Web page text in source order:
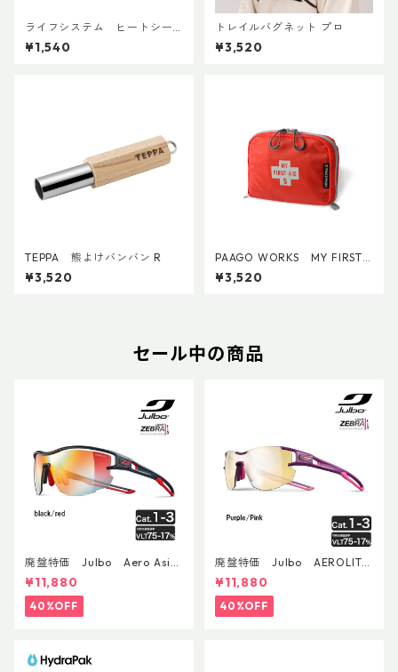
ライフシステム ヒートシー
ルドポンチョ
¥1,540
トレイルバグネット プロ
¥3,520
TEPPA 熊よけバンバン R
¥3,520
PAAGO WORKS MY FIRST
AID S
¥3,520
セール中の商品
廃盤特価 Julbo Aero Asia
nFit
¥11,880
40%OFF
廃盤特価 Julbo AEROLITE
AsianFit
¥11,880
40%OFF